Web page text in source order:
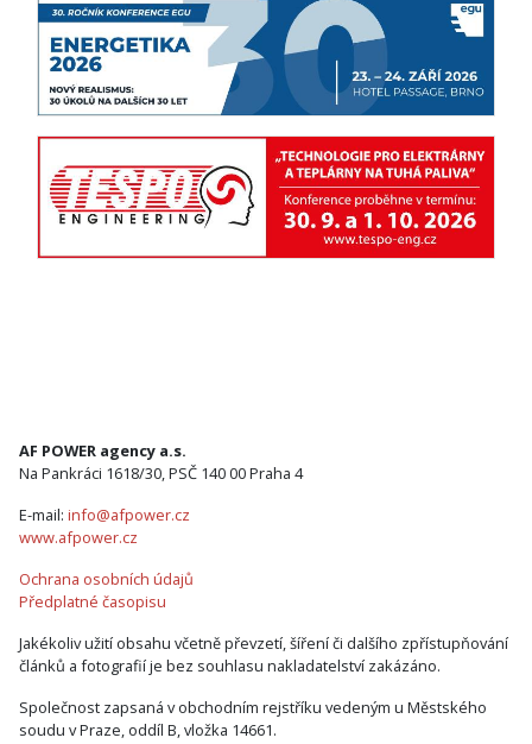
AF POWER agency a.s.
Na Pankráci 1618/30, PSČ 140 00 Praha 4
E-mail: info@afpower.cz
www.afpower.cz
Ochrana osobních údajů
Předplatné časopisu
Jakékoliv užití obsahu včetně převzetí, šíření či dalšího zpřístupňování
článků a fotografií je bez souhlasu nakladatelství zakázáno.
Společnost zapsaná v obchodním rejstříku vedeným u Městského
soudu v Praze, oddíl B, vložka 14661.